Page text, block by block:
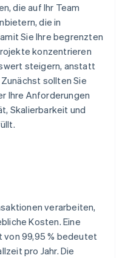
die auf Ihr Team
die in
Sie Ihre begrenzten
konzentrieren
steigern, anstatt
sollten Sie
Ihre Anforderungen
Skalierbarkeit und
verarbeiten,
Kosten. Eine
von 99,95 % bedeutet
pro Jahr. Die